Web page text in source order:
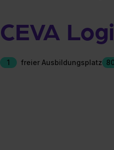
CEVA
1 freier Ausbildungsplatz